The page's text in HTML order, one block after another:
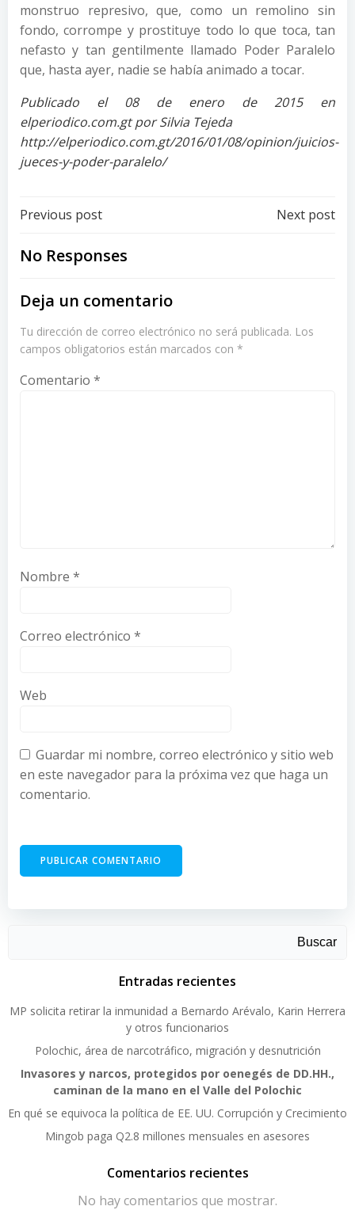
monstruo represivo, que, como un remolino sin
fondo, corrompe y prostituye todo lo que toca, tan
nefasto y tan gentilmente llamado Poder Paralelo
que, hasta ayer, nadie se había animado a tocar.
Publicado el 08 de enero de 2015 en
elperiodico.com.gt por Silvia Tejeda
http://elperiodico.com.gt/2016/01/08/opinion/juicios-
jueces-y-poder-paralelo/
Post
navigation
Previous post Next post
No Responses
Deja un comentario
Tu dirección de correo electrónico no será publicada. Los
campos obligatorios están marcados con *
Comentario *
Nombre *
Correo electrónico *
Web
Guardar mi nombre, correo electrónico y sitio web
en este navegador para la próxima vez que haga un
comentario.
Buscar
Entradas recientes
MP solicita retirar la inmunidad a Bernardo Arévalo, Karin Herrera
y otros funcionarios
Polochic, área de narcotráfico, migración y desnutrición
Invasores y narcos, protegidos por oenegés de DD.HH.,
caminan de la mano en el Valle del Polochic
En qué se equivoca la política de EE. UU. Corrupción y Crecimiento
Mingob paga Q2.8 millones mensuales en asesores
Comentarios recientes
No hay comentarios que mostrar.